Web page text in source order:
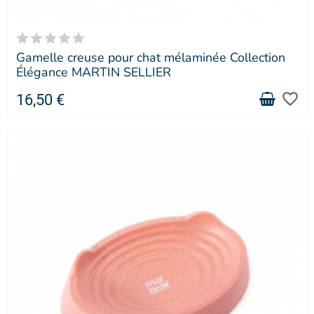
Gamelle creuse pour chat mélaminée Collection
Élégance MARTIN SELLIER
16,50 € favorite_border